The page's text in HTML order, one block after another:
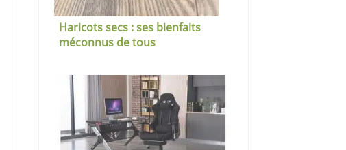
Haricots secs : ses bienfaits
méconnus de tous